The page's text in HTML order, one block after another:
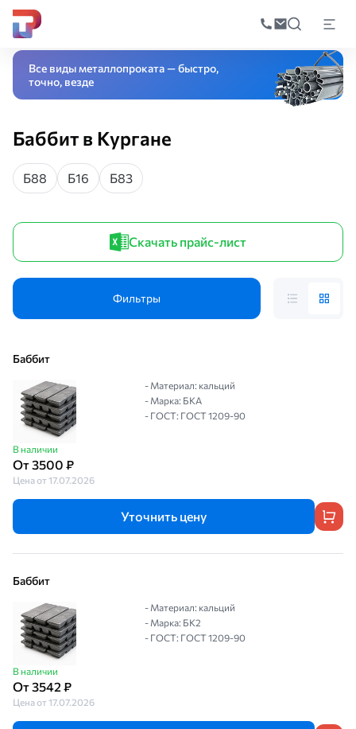
по
Главная Чушки, слиткиБаббит
Все виды металлопроката — быстро,
точно, везде
Баббит в Кургане
Б88 Б16 Б83
Скачать прайс-лист
Фильтры
Баббит
В наличии
От 3500 ₽
Цена от 17.07.2026
- Материал: кальций
- Марка: БКА
- ГОСТ: ГОСТ 1209-90
Уточнить цену
Баббит
В наличии
От 3542 ₽
Цена от 17.07.2026
- Материал: кальций
- Марка: БК2
- ГОСТ: ГОСТ 1209-90